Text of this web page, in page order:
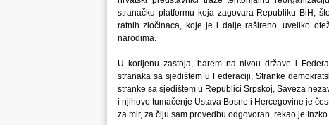
stranačku platformu koja zagovara Republiku BiH,
ratnih zločinaca, koje je i dalje rašireno, uveliko
narodima.
U korijenu zastoja, barem na nivou države i
stranaka sa sjedištem u Federaciji, Stranke
stranke sa sjedištem u Republici Srpskoj, Saveza
i njihovo tumačenje Ustava Bosne i Hercegovine je
za mir, za čiju sam provedbu odgovoran, rekao je Inzko.